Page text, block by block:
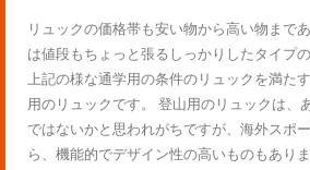
リュックの価格帯も安い物から高い物まで
は値段もちょっと張るしっかりしたタイプ
上記の様な通学用の条件のリュックを満た
用のリュックです。 登山用のリュックは、
ではないかと思われがちですが、海外スポ
ら、機能的でデザイン性の高いものもあり